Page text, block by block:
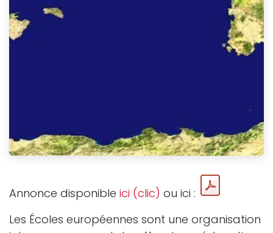
Annonce disponible ici (clic) ou ici :
Les Écoles européennes sont une organisation